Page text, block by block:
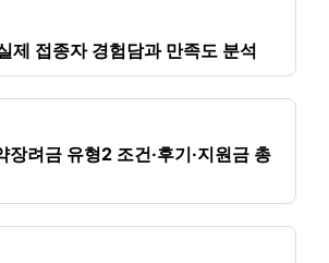
제 접종자 경험담과 만족도 분석
장려금 유형2 조건·후기·지원금 총